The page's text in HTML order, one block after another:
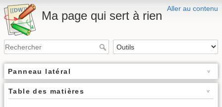
Aller au contenu
Ma page qui sert à rien
Panneau latéral
Table des matières